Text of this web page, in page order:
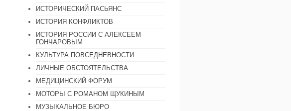
ИСТОРИЧЕСКИЙ ПАСЬЯНС
ИСТОРИЯ КОНФЛИКТОВ
ИСТОРИЯ РОССИИ С АЛЕКСЕЕМ
ГОНЧАРОВЫМ
КУЛЬТУРА ПОВСЕДНЕВНОСТИ
ЛИЧНЫЕ ОБСТОЯТЕЛЬСТВА
МЕДИЦИНСКИЙ ФОРУМ
МОТОРЫ С РОМАНОМ ЩУКИНЫМ
МУЗЫКАЛЬНОЕ БЮРО